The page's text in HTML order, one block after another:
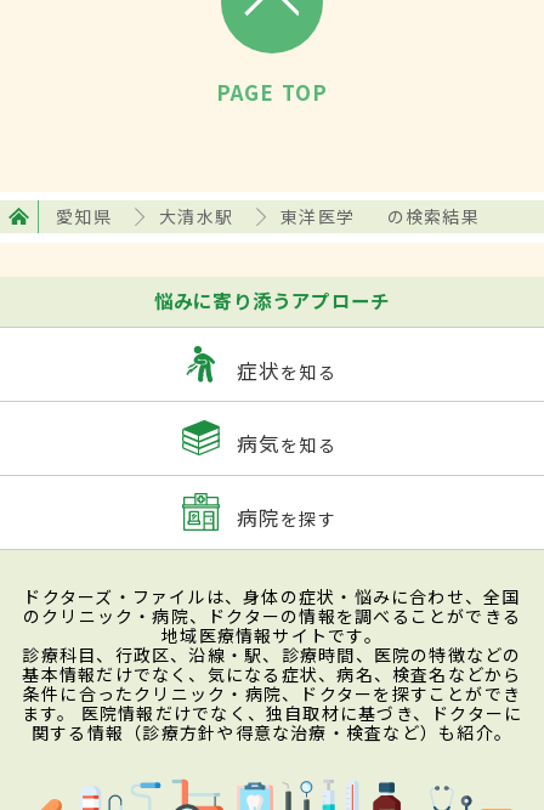
PAGE TOP
愛知県 大清水駅 東洋医学 の検索結果
悩みに寄り添うアプローチ
症状を知る
病気を知る
病院を探す
ドクターズ・ファイルは、身体の症状・悩みに合わせ、全国
のクリニック・病院、ドクターの情報を調べることができる
地域医療情報サイトです。
診療科目、行政区、沿線・駅、診療時間、医院の特徴などの
基本情報だけでなく、気になる症状、病名、検査名などから
条件に合ったクリニック・病院、ドクターを探すことができ
ます。 医院情報だけでなく、独自取材に基づき、ドクターに
関する情報（診療方針や得意な治療・検査など）も紹介。